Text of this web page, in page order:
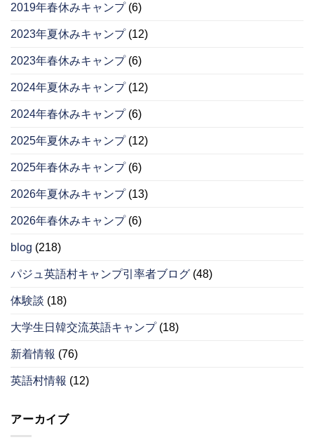
2019年春休みキャンプ(6)
2023年夏休みキャンプ(12)
2023年春休みキャンプ(6)
2024年夏休みキャンプ(12)
2024年春休みキャンプ(6)
2025年夏休みキャンプ(12)
2025年春休みキャンプ(6)
2026年夏休みキャンプ(13)
2026年春休みキャンプ(6)
blog (218)
パジュ英語村キャンプ引率者ブログ (48)
体験談 (18)
大学生日韓交流英語キャンプ(18)
新着情報 (76)
英語村情報 (12)
アーカイブ